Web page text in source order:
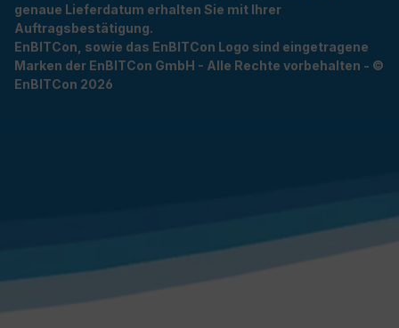
genaue Lieferdatum erhalten Sie mit Ihrer
Auftragsbestätigung.
EnBITCon, sowie das EnBITCon Logo sind eingetragene
Marken der EnBITCon GmbH - Alle Rechte vorbehalten - ©
EnBITCon 2026